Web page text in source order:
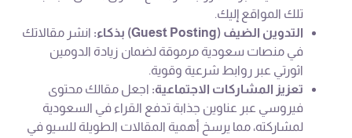
تلك المواقع إليك.
التدوين الضيف (Guest Posting) بذكاء:
انشر مقالاتك
في منصات سعودية مرموقة لضمان زيادة الدومين
اثورتي عبر روابط شرعية وقوية.
تعزيز المشاركات الاجتماعية: اجعل مقالك محتوى
فيروسي عبر عناوين جذابة تدفع القراء في السعودية
لمشاركته، مما يرسخ أهمية المقالات الطويلة للسيو في